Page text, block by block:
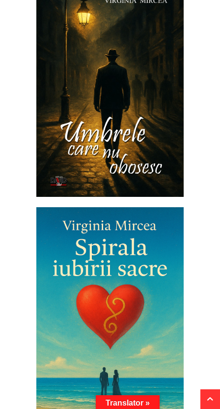
Translator »